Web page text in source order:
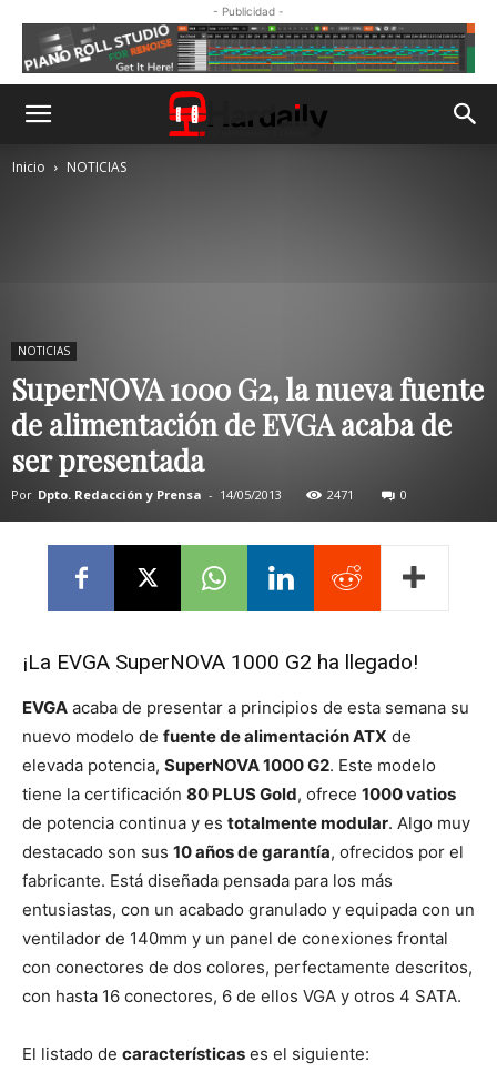
- Publicidad -
Inicio NOTICIAS
NOTICIAS
SuperNOVA 1000 G2, la nueva fuente
de alimentación de EVGA acaba de
ser presentada
Por Dpto. Redacción y Prensa - 14/05/2013 2471 0
¡La EVGA SuperNOVA 1000 G2 ha llegado!
EVGA acaba de presentar a principios de esta semana su
nuevo modelo de fuente de alimentación ATX de
elevada potencia, SuperNOVA 1000 G2. Este modelo
tiene la certificación 80 PLUS Gold, ofrece 1000 vatios
de potencia continua y es totalmente modular. Algo muy
destacado son sus 10 años de garantía, ofrecidos por el
fabricante. Está diseñada pensada para los más
entusiastas, con un acabado granulado y equipada con un
ventilador de 140mm y un panel de conexiones frontal
con conectores de dos colores, perfectamente descritos,
con hasta 16 conectores, 6 de ellos VGA y otros 4 SATA.
El listado de características es el siguiente: